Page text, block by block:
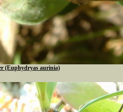
(Euphydryas aurinia)